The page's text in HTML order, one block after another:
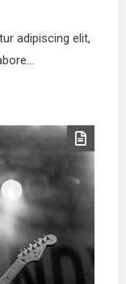
adipiscing elit,